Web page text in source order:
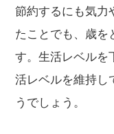
節約するにも気力
たことでも、歳を
す。生活レベルを
活レベルを維持し
うでしょう。